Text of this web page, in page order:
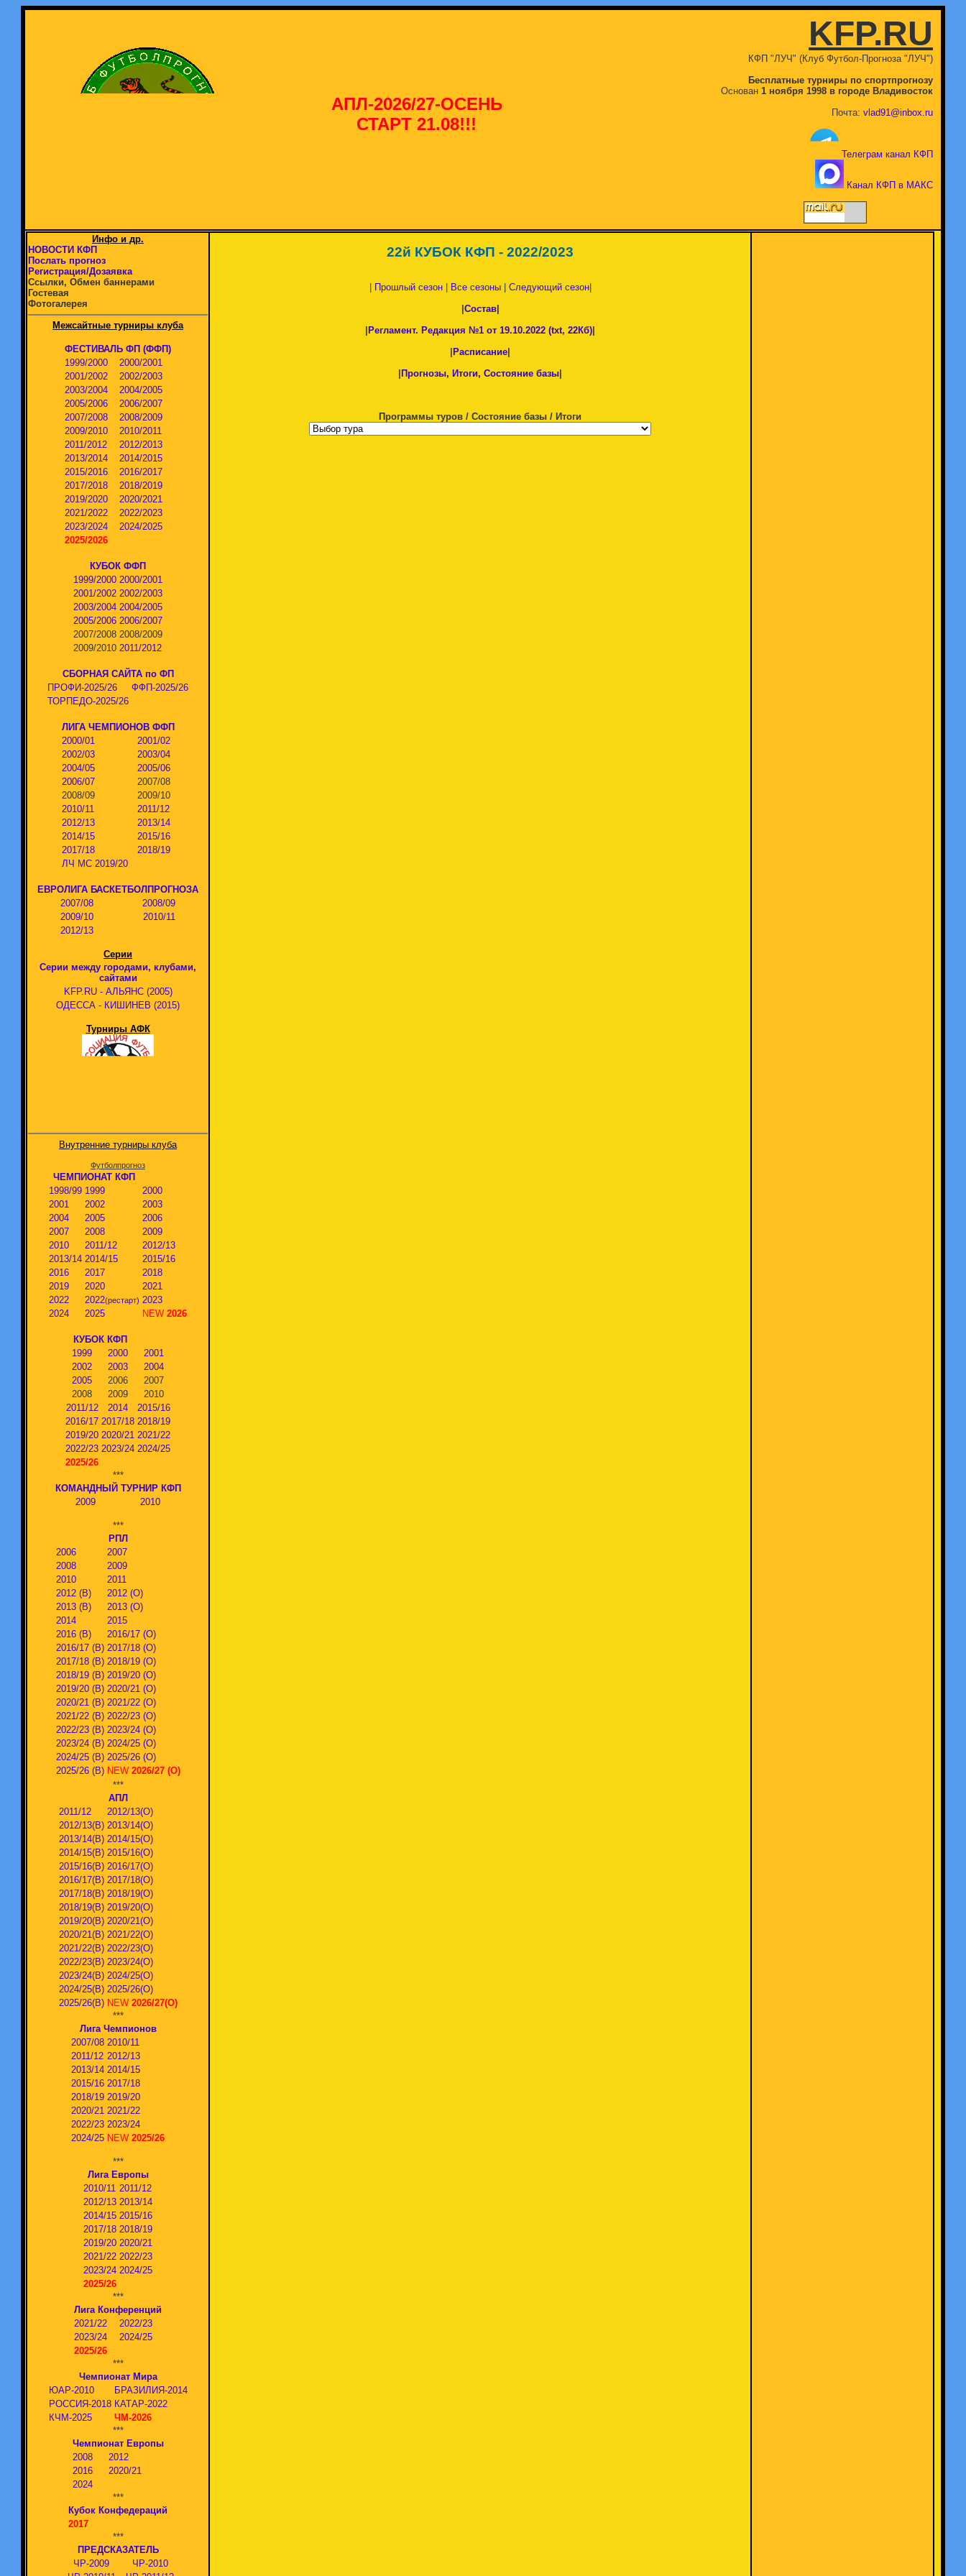
АПЛ-2026/27-ОСЕНЬ
СТАРТ 21.08!!!
KFP.RU
КФП "ЛУЧ" (Клуб Футбол-Прогноза "ЛУЧ")
Бесплатные турниры по спортпрогнозу
Основан 1 ноября 1998 в городе Владивосток
Почта: vlad91@inbox.ru
Телеграм канал КФП
Канал КФП в МАКС
Инфо и др.
НОВОСТИ КФП
Послать прогноз
Регистрация/Дозаявка
Ссылки, Обмен баннерами
Гостевая
Фотогалерея
Межсайтные турниры клуба
ФЕСТИВАЛЬ ФП (ФФП)
1999/2000
2000/2001
2001/2002
2002/2003
2003/2004
2004/2005
2005/2006
2006/2007
2007/2008
2008/2009
2009/2010
2010/2011
2011/2012
2012/2013
2013/2014
2014/2015
2015/2016
2016/2017
2017/2018
2018/2019
2019/2020
2020/2021
2021/2022
2022/2023
2023/2024
2024/2025
2025/2026
КУБОК ФФП
1999/2000 2000/2001
2001/2002 2002/2003
2003/2004 2004/2005
2005/2006 2006/2007
2007/2008 2008/2009
2009/2010 2011/2012
СБОРНАЯ САЙТА по ФП
ПРОФИ-2025/26
ФФП-2025/26
ТОРПЕДО-2025/26
ЛИГА ЧЕМПИОНОВ ФФП
2000/01
2001/02
2002/03
2003/04
2004/05
2005/06
2006/07
2007/08
2008/09
2009/10
2010/11
2011/12
2012/13
2013/14
2014/15
2015/16
2017/18
2018/19
ЛЧ МС 2019/20
ЕВРОЛИГА БАСКЕТБОЛПРОГНОЗА
2007/08
2008/09
2009/10
2010/11
2012/13
Серии
Серии между городами, клубами,
сайтами
KFP.RU - АЛЬЯНС (2005)
ОДЕССА - КИШИНЕВ (2015)
Турниры АФК
Внутренние турниры клуба
Футболпрогноз
ЧЕМПИОНАТ КФП
1998/99 1999
2000
2001
2002
2003
2004
2005
2006
2007
2008
2009
2010
2011/12
2012/13
2013/14 2014/15
2015/16
2016
2017
2018
2019
2020
2021
2022
2022(рестарт) 2023
2024
2025 NEW 2026
КУБОК КФП
1999
2000
2001
2002
2003
2004
2005
2006
2007
2008
2009
2010
2011/12
2014
2015/16
2016/17 2017/18 2018/19
2019/20 2020/21 2021/22
2022/23 2023/24 2024/25
2025/26
***
КОМАНДНЫЙ ТУРНИР КФП
2009
2010
***
РПЛ
2006
2007
2008
2009
2010
2011
2012 (В)
2012 (О)
2013 (В)
2013 (О)
2014
2015
2016 (В)
2016/17 (О)
2016/17 (В) 2017/18 (О)
2017/18 (В) 2018/19 (О)
2018/19 (В) 2019/20 (О)
2019/20 (В) 2020/21 (О)
2020/21 (В) 2021/22 (О)
2021/22 (В) 2022/23 (О)
2022/23 (В) 2023/24 (О)
2023/24 (В) 2024/25 (О)
2024/25 (В) 2025/26 (О)
2025/26 (В) NEW 2026/27 (О)
***
АПЛ
2011/12
2012/13(О)
2012/13(В) 2013/14(О)
2013/14(В) 2014/15(О)
2014/15(В) 2015/16(О)
2015/16(В) 2016/17(О)
2016/17(В) 2017/18(О)
2017/18(В) 2018/19(О)
2018/19(В) 2019/20(О)
2019/20(В) 2020/21(О)
2020/21(В) 2021/22(О)
2021/22(В) 2022/23(О)
2022/23(В) 2023/24(O)
2023/24(В) 2024/25(O)
2024/25(В) 2025/26(О)
2025/26(В) NEW 2026/27(О)
***
Лига Чемпионов
2007/08 2010/11
2011/12 2012/13
2013/14 2014/15
2015/16 2017/18
2018/19 2019/20
2020/21 2021/22
2022/23 2023/24
2024/25 NEW 2025/26
***
Лига Европы
2010/11 2011/12
2012/13 2013/14
2014/15 2015/16
2017/18 2018/19
2019/20 2020/21
2021/22 2022/23
2023/24 2024/25
2025/26
***
Лига Конференций
2021/22
2022/23
2023/24
2024/25
2025/26
***
Чемпионат Мира
ЮАР-2010
БРАЗИЛИЯ-2014
РОССИЯ-2018 КАТАР-2022
КЧМ-2025
ЧМ-2026
***
Чемпионат Европы
2008
2012
2016
2020/21
2024
***
Кубок Конфедераций
2017
***
ПРЕДСКАЗАТЕЛЬ
ЧР-2009
ЧР-2010
22й КУБОК КФП - 2022/2023
Прошлый сезон| Все сезоны| Следующий сезон|
Состав|
Регламент. Редакция №1 от 19.10.2022 (txt, 22Кб)
Расписание
Прогнозы, Итоги, Состояние базы
Программы туров / Состояние базы / Итоги